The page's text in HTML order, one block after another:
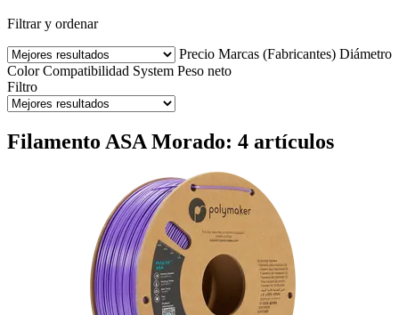
Filtrar y ordenar
Precio Marcas (Fabricantes) Diámetro
Color Compatibilidad System Peso neto
Filtro
Filamento ASA Morado: 4 artículos